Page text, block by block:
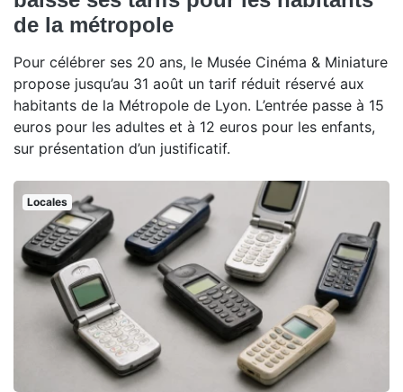
de la métropole
Pour célébrer ses 20 ans, le Musée Cinéma & Miniature
propose jusqu’au 31 août un tarif réduit réservé aux
habitants de la Métropole de Lyon. L’entrée passe à 15
euros pour les adultes et à 12 euros pour les enfants,
sur présentation d’un justificatif.
Locales